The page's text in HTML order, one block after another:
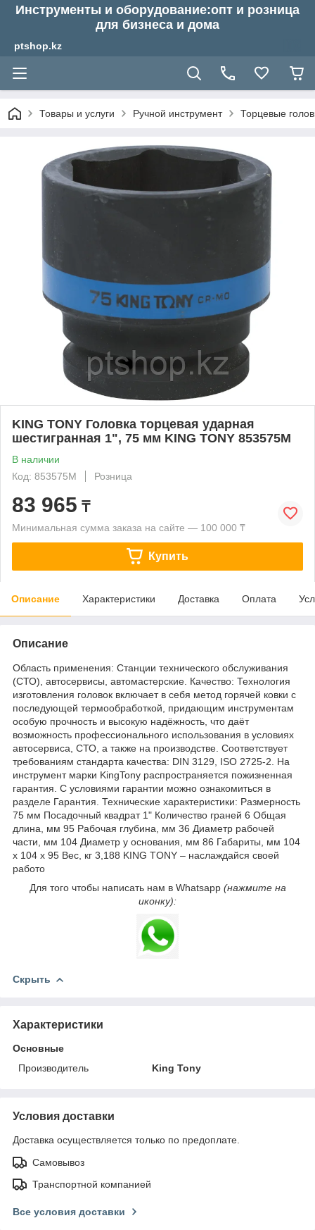
Инструменты и оборудование:опт и розница
для бизнеса и дома
ptshop.kz
Товары и услуги Ручной инструмент Торцевые
KING TONY Головка торцевая ударная
шестигранная 1", 75 мм KING TONY 853575M
В наличии
Код: 853575M
Розница
83 965 ₸
Минимальная сумма заказа на сайте — 100 000 ₸
Купить
Описание Характеристики Доставка Оплата
Описание
Область применения: Станции технического обслуживания
(СТО), автосервисы, автомастерские. Качество: Технология
изготовления головок включает в себя метод горячей ковки с
последующей термообработкой, придающим инструментам
особую прочность и высокую надёжность, что даёт
возможность профессионального использования в условиях
автосервиса, СТО, а также на производстве. Соответствует
требованиям стандарта качества: DIN 3129, ISO 2725-2. На
инструмент марки KingTony распространяется пожизненная
гарантия. С условиями гарантии можно ознакомиться в
разделе Гарантия. Технические характеристики: Размерность
75 мм Посадочный квадрат 1" Количество граней 6 Общая
длина, мм 95 Рабочая глубина, мм 36 Диаметр рабочей
части, мм 104 Диаметр у основания, мм 86 Габариты, мм 104
х 104 х 95 Вес, кг 3,188 KING TONY – наслаждайся своей
работо
Для того чтобы написать нам в Whatsapp (нажмите на
иконку):
Скрыть
Характеристики
Основные
Производитель
King Tony
Условия доставки
Доставка осуществляется только по предоплате.
Самовывоз
Транспортной компанией
Все условия доставки